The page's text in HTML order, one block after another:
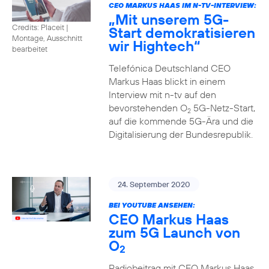
Credits: Placeit |
Montage, Ausschnitt
bearbeitet
CEO MARKUS HAAS IM N-TV-INTERVIEW:
„Mit unserem 5G-
Start demokratisieren
wir Hightech“
Telefónica Deutschland CEO
Markus Haas blickt in einem
Interview mit n-tv auf den
bevorstehenden O25G-Netz-Start,
auf die kommende 5G-Ära und die
Digitalisierung der Bundesrepublik.
24. September 2020
BEI YOUTUBE ANSEHEN:
CEO Markus Haas
zum 5G Launch von
O2